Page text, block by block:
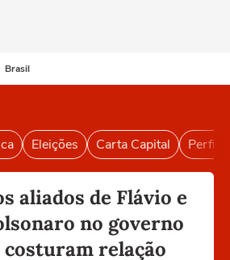
Brasil
Eleições Carta Capital Perfil
aliados de Flávio e
no governo
relação